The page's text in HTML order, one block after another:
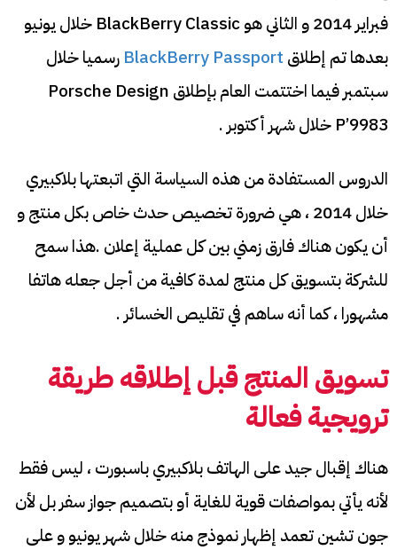
فبراير 2014 و الثاني هو BlackBerry Classic خلال يونيو
بعدها تم إطلاق BlackBerry Passport رسميا خلال
سبتمبر فيما اختتمت العام بإطلاق Porsche Design
P’9983 خلال شهر أكتوبر .
الدروس المستفادة من هذه السياسة التي اتبعتها بلاكبيري
خلال 2014 ، هي ضرورة تخصيص حدث خاص بكل منتج و
أن يكون هناك فارق زمني بين كل عملية إعلان .هذا سمح
للشركة بتسويق كل منتج لمدة كافية من أجل جعله هاتفا
مشهورا ، كما أنه ساهم في تقليص الخسائر .
تسويق المنتج قبل إطلاقه طريقة
ترويجية فعالة
هناك إقبال جيد على الهاتف بلاكبيري باسبورت ، ليس فقط
لأنه يأتي بمواصفات قوية للغاية أو بتصميم جواز سفر بل لأن
جون تشين تعمد إظهار نموذج منه خلال شهر يونيو و على